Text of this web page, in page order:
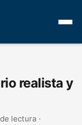
realista y
lectura ·